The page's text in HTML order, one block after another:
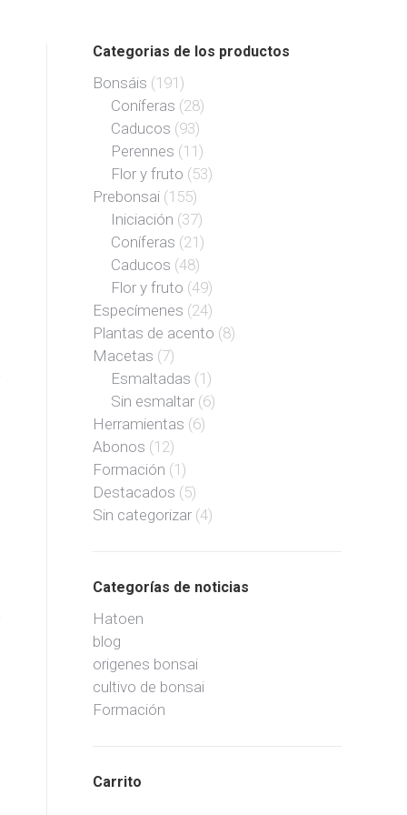
Categorias de los productos
Bonsáis (191)
Coníferas (28)
Caducos (93)
Perennes (11)
Flor y fruto (53)
Prebonsai (155)
Iniciación (37)
Coníferas (21)
Caducos (48)
Flor y fruto (49)
Especímenes (24)
Plantas de acento (8)
Macetas (7)
Esmaltadas (1)
Sin esmaltar (6)
Herramientas (6)
Abonos (12)
Formación (1)
Destacados (5)
Sin categorizar (4)
Categorías de noticias
Hatoen
blog
origenes bonsai
cultivo de bonsai
Formación
Carrito